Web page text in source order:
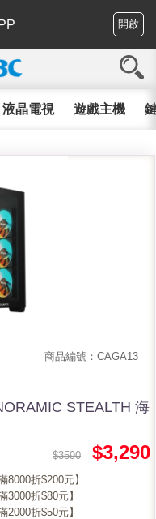
開啟
液晶電視 遊戲主機
商品編號：CAGA13
STEALTH 海
$3590 $3,290
8000折$200元】
3000折$80元】
2000折$50元】